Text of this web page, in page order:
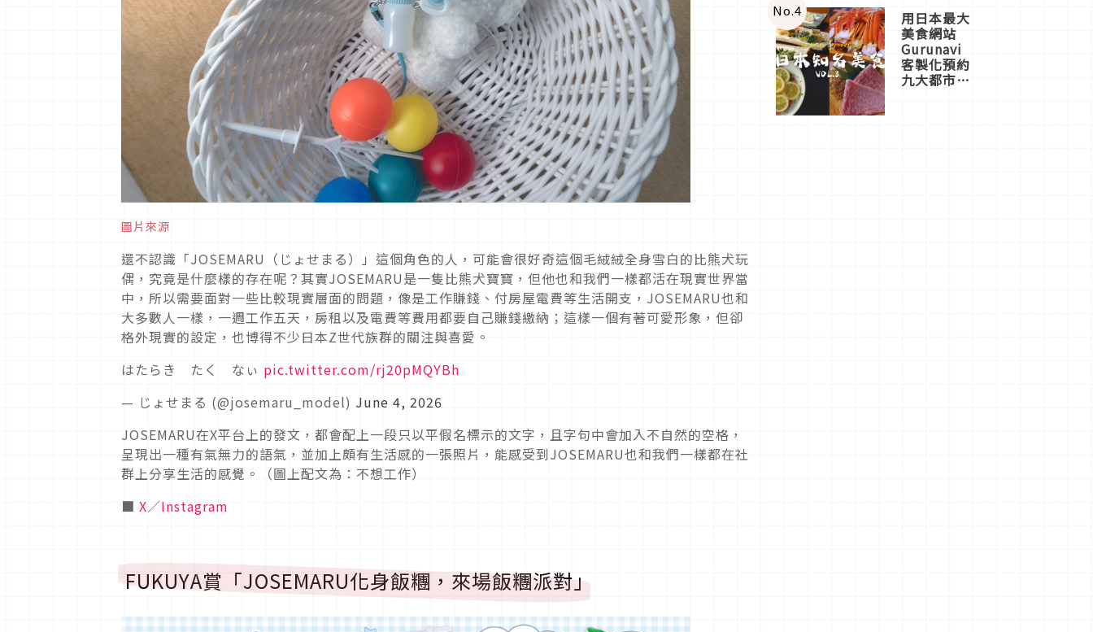
圖片來源
還不認識「JOSEMARU（じょせまる）」這個角色的人，可能會很好奇這個毛絨絨全身雪白的比熊犬玩
偶，究竟是什麼樣的存在呢？其實JOSEMARU是一隻比熊犬寶寶，但他也和我們一樣都活在現實世界當
中，所以需要面對一些比較現實層面的問題，像是工作賺錢、付房屋電費等生活開支，JOSEMARU也和
大多數人一樣，一週工作五天，房租以及電費等費用都要自己賺錢繳納；這樣一個有著可愛形象，但卻
格外現實的設定，也博得不少日本Z世代族群的關注與喜愛。
はたらき たく なぃ pic.twitter.com/rj20pMQYBh
— じょせまる (@josemaru_model) June 4, 2026
JOSEMARU在X平台上的發文，都會配上一段只以平假名標示的文字，且字句中會加入不自然的空格，
呈現出一種有氣無力的語氣，並加上頗有生活感的一張照片，能感受到JOSEMARU也和我們一樣都在社
群上分享生活的感覺。（圖上配文為：不想工作）
■ X／Instagram
FUKUYA賞「JOSEMARU化身飯糰，來場飯糰派對」
No.4 用日本最大
美食網站
Gurunavi
客製化預約
九大都市餐